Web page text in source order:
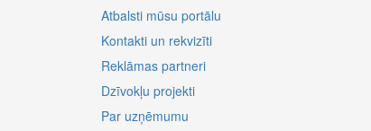
Atbalsti mūsu portālu
Kontakti un rekvizīti
Reklāmas partneri
Dzīvokļu projekti
Par uzņēmumu